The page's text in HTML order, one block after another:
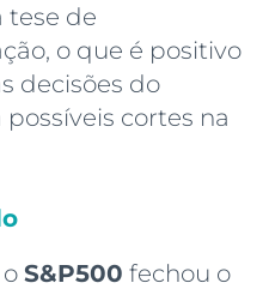
tese de
o que é positivo
decisões do
cortes na
S&P500 fechou o